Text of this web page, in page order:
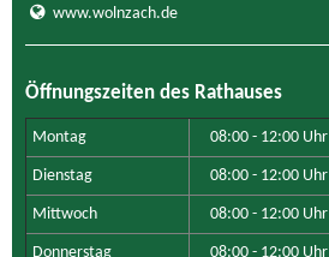
www.wolnzach.de
Öffnungszeiten des Rathauses
Montag 08:00 - 12:00 Uhr
Dienstag 08:00 - 12:00 Uhr
Mittwoch 08:00 - 12:00 Uhr
Donnerstag 08:00 - 12:00 Uhr